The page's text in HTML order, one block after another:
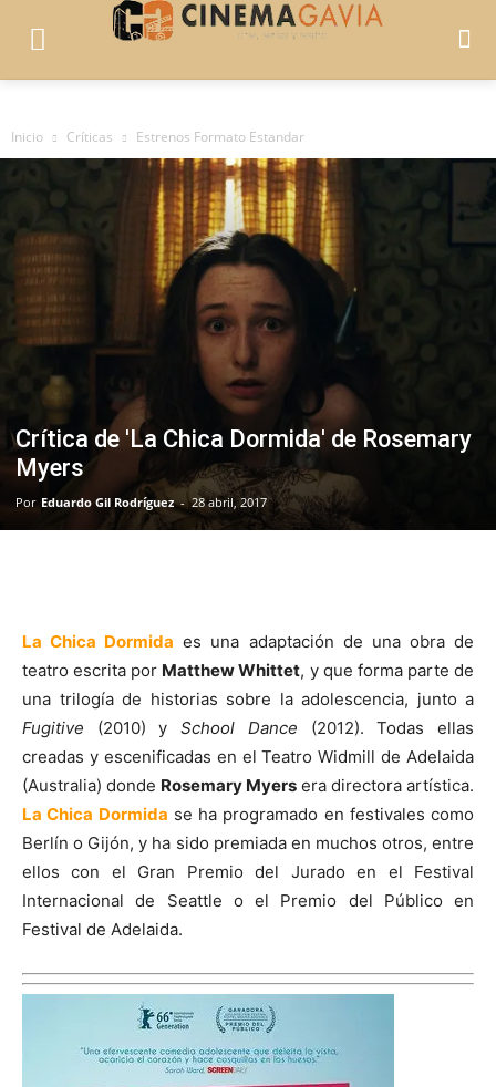
Inicio Críticas Estrenos Formato Estandar
Crítica de 'La Chica Dormida' de Rosemary
Myers
Por Eduardo Gil Rodríguez - 28 abril, 2017
La Chica Dormida es una adaptación de una obra de
teatro escrita por Matthew Whittet, y que forma parte de
una trilogía de historias sobre la adolescencia, junto a
Fugitive (2010) ySchool Dance (2012). Todas ellas
creadas y escenificadas en el Teatro Widmill de Adelaida
(Australia) donde Rosemary Myers era directora artística.
La Chica Dormida se ha programado en festivales como
Berlín o Gijón, y ha sido premiada en muchos otros, entre
ellos con el Gran Premio del Jurado en el Festival
Internacional de Seattle o el Premio del Público en
Festival de Adelaida.